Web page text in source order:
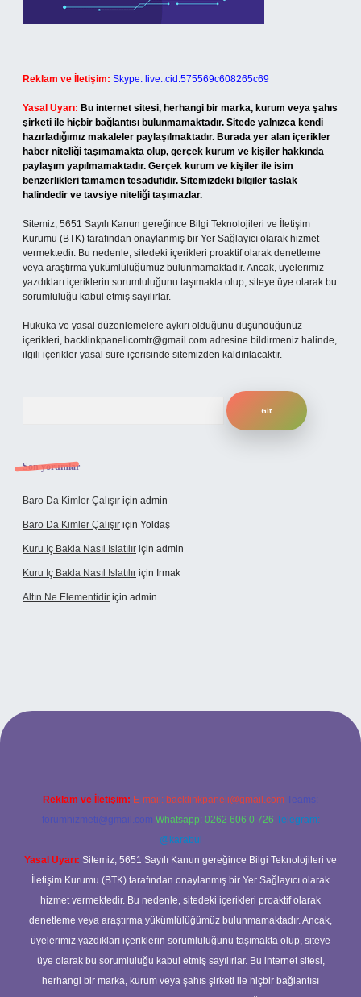
Reklam ve İletişim: Skype: live:.cid.575569c608265c69
Yasal Uyarı: Bu internet sitesi, herhangi bir marka, kurum veya şahıs
şirketi ile hiçbir bağlantısı bulunmamaktadır. Sitede yalnızca kendi
hazırladığımız makaleler paylaşılmaktadır. Burada yer alan içerikler
haber niteliği taşımamakta olup, gerçek kurum ve kişiler hakkında
paylaşım yapılmamaktadır. Gerçek kurum ve kişiler ile isim
benzerlikleri tamamen tesadüfidir. Sitemizdeki bilgiler taslak
halindedir ve tavsiye niteliği taşımazlar.
Sitemiz, 5651 Sayılı Kanun gereğince Bilgi Teknolojileri ve İletişim
Kurumu (BTK) tarafından onaylanmış bir Yer Sağlayıcı olarak hizmet
vermektedir. Bu nedenle, sitedeki içerikleri proaktif olarak denetleme
veya araştırma yükümlülüğümüz bulunmamaktadır. Ancak, üyelerimiz
yazdıkları içeriklerin sorumluluğunu taşımakta olup, siteye üye olarak bu
sorumluluğu kabul etmiş sayılırlar.
Hukuka ve yasal düzenlemelere aykırı olduğunu düşündüğünüz
içerikleri, backlinkpanelicomtr@gmail.com adresine bildirmeniz halinde,
ilgili içerikler yasal süre içerisinde sitemizden kaldırılacaktır.
Son yorumlar
Baro Da Kimler Çalışır için admin
Baro Da Kimler Çalışır için Yoldaş
Kuru Iç Bakla Nasıl Islatılır için admin
Kuru Iç Bakla Nasıl Islatılır için Irmak
Altın Ne Elementidir için admin
giriş
Reklam ve İletişim: E-mail: backlinkpaneli@gmail.com Teams:
forumhizmeti@gmail.com Whatsapp: 0262 606 0 726 Telegram:
@karabul
Yasal Uyarı: Sitemiz, 5651 Sayılı Kanun gereğince Bilgi Teknolojileri ve
İletişim Kurumu (BTK) tarafından onaylanmış bir Yer Sağlayıcı olarak
hizmet vermektedir. Bu nedenle, sitedeki içerikleri proaktif olarak
denetleme veya araştırma yükümlülüğümüz bulunmamaktadır. Ancak,
üyelerimiz yazdıkları içeriklerin sorumluluğunu taşımakta olup, siteye
üye olarak bu sorumluluğu kabul etmiş sayılırlar. Bu internet sitesi,
herhangi bir marka, kurum veya şahıs şirketi ile hiçbir bağlantısı